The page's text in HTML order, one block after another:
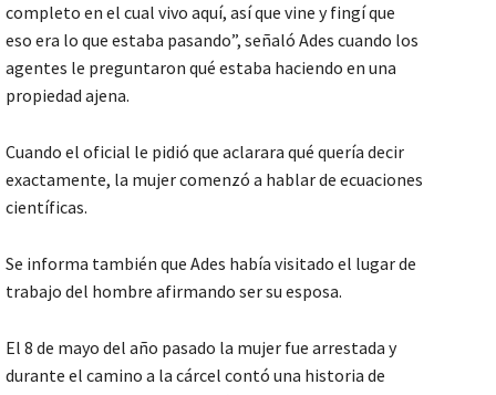
completo en el cual vivo aquí, así que vine y fingí que
eso era lo que estaba pasando”, señaló Ades cuando los
agentes le preguntaron qué estaba haciendo en una
propiedad ajena.
Cuando el oficial le pidió que aclarara qué quería decir
exactamente, la mujer comenzó a hablar de ecuaciones
científicas.
Se informa también que Ades había visitado el lugar de
trabajo del hombre afirmando ser su esposa.
El 8 de mayo del año pasado la mujer fue arrestada y
durante el camino a la cárcel contó una historia de